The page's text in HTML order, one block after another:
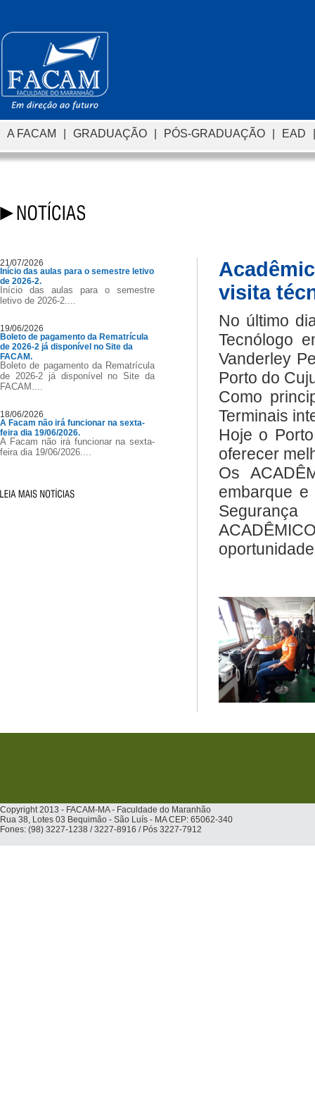
A FACAM | GRADUAÇÃO | PÓS-GRADUAÇÃO | EAD |
21/07/2026
Início das aulas para o semestre letivo
de 2026-2.
Início das aulas para o semestre
letivo de 2026-2....
19/06/2026
Boleto de pagamento da Rematrícula
de 2026-2 já disponível no Site da
FACAM.
Boleto de pagamento da Rematrícula
de 2026-2 já disponível no Site da
FACAM....
18/06/2026
A Facam não irá funcionar na sexta-
feira dia 19/06/2026.
A Facam não irá funcionar na sexta-
feira dia 19/06/2026....
visita
No último
Tecnólogo
Vanderley
Porto do
Como
Terminais
Hoje o
oferecer
Os
embarque
Copyright 2013 - FACAM-MA - Faculdade do Maranhão
Rua 38, Lotes 03 Bequimão - São Luís - MA CEP: 65062-340
Fones: (98) 3227-1238 / 3227-8916 / Pós 3227-7912